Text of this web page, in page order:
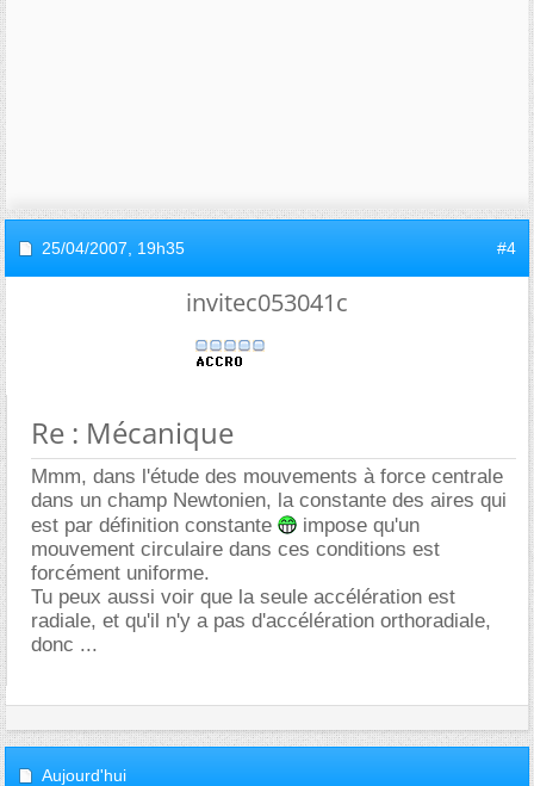
25/04/2007, 19h35 #4
invitec053041c
Re : Mécanique
Mmm, dans l'étude des mouvements à force centrale
dans un champ Newtonien, la constante des aires qui
est par définition constante
impose qu'un
mouvement circulaire dans ces conditions est
forcément uniforme.
Tu peux aussi voir que la seule accélération est
radiale, et qu'il n'y a pas d'accélération orthoradiale,
donc ...
Aujourd'hui